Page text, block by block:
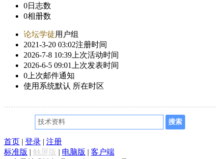
0日志数
0相册数
论坛学徒用户组
2021-3-20 03:02注册时间
2026-7-8 10:39 上次活动时间
2026-6-5 09:01
上次发表时间
0 上次邮件通知
使用系统默认 所在时区
首页 | 登录 | 注册
标准版 | 触屏版 | 电脑版 | 客户端